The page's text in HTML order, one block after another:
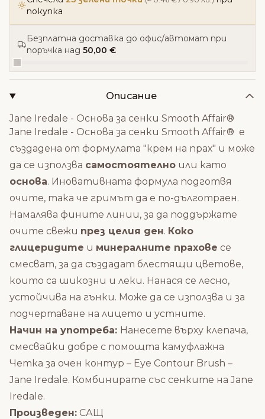
покупка
Безплатна доставка до офис/автомат при
поръчка над 50,00 €
Описание
Jane Iredale - Основа за сенки Smooth Affair®
Jane Iredale - Основа за сенки Smooth Affair® е
създадена от формулата "крем на прах" и може
да се използва самостоятелно или като
основа. Иновативната формула подготвя
очите, така че гримът да е по-дълготраен.
Намалява фините линии, за да поддържате
очите свежи през целия ден. Коко
глицеридите и минералните прахове се
смесват, за да създадат блестящи цветове,
които са шикозни и леки. Нанася се лесно,
устойчива на гънки. Може да се използва и за
подчертаване на лицето и устните.
Начин на употреба: Нанесете върху клепача,
смесвайки добре с помощта камуфлажна
Четка за очен контур – Eye Contour Brush –
Jane Iredale. Комбинирате със сенките на Jane
Iredale.
Произведен: САЩ